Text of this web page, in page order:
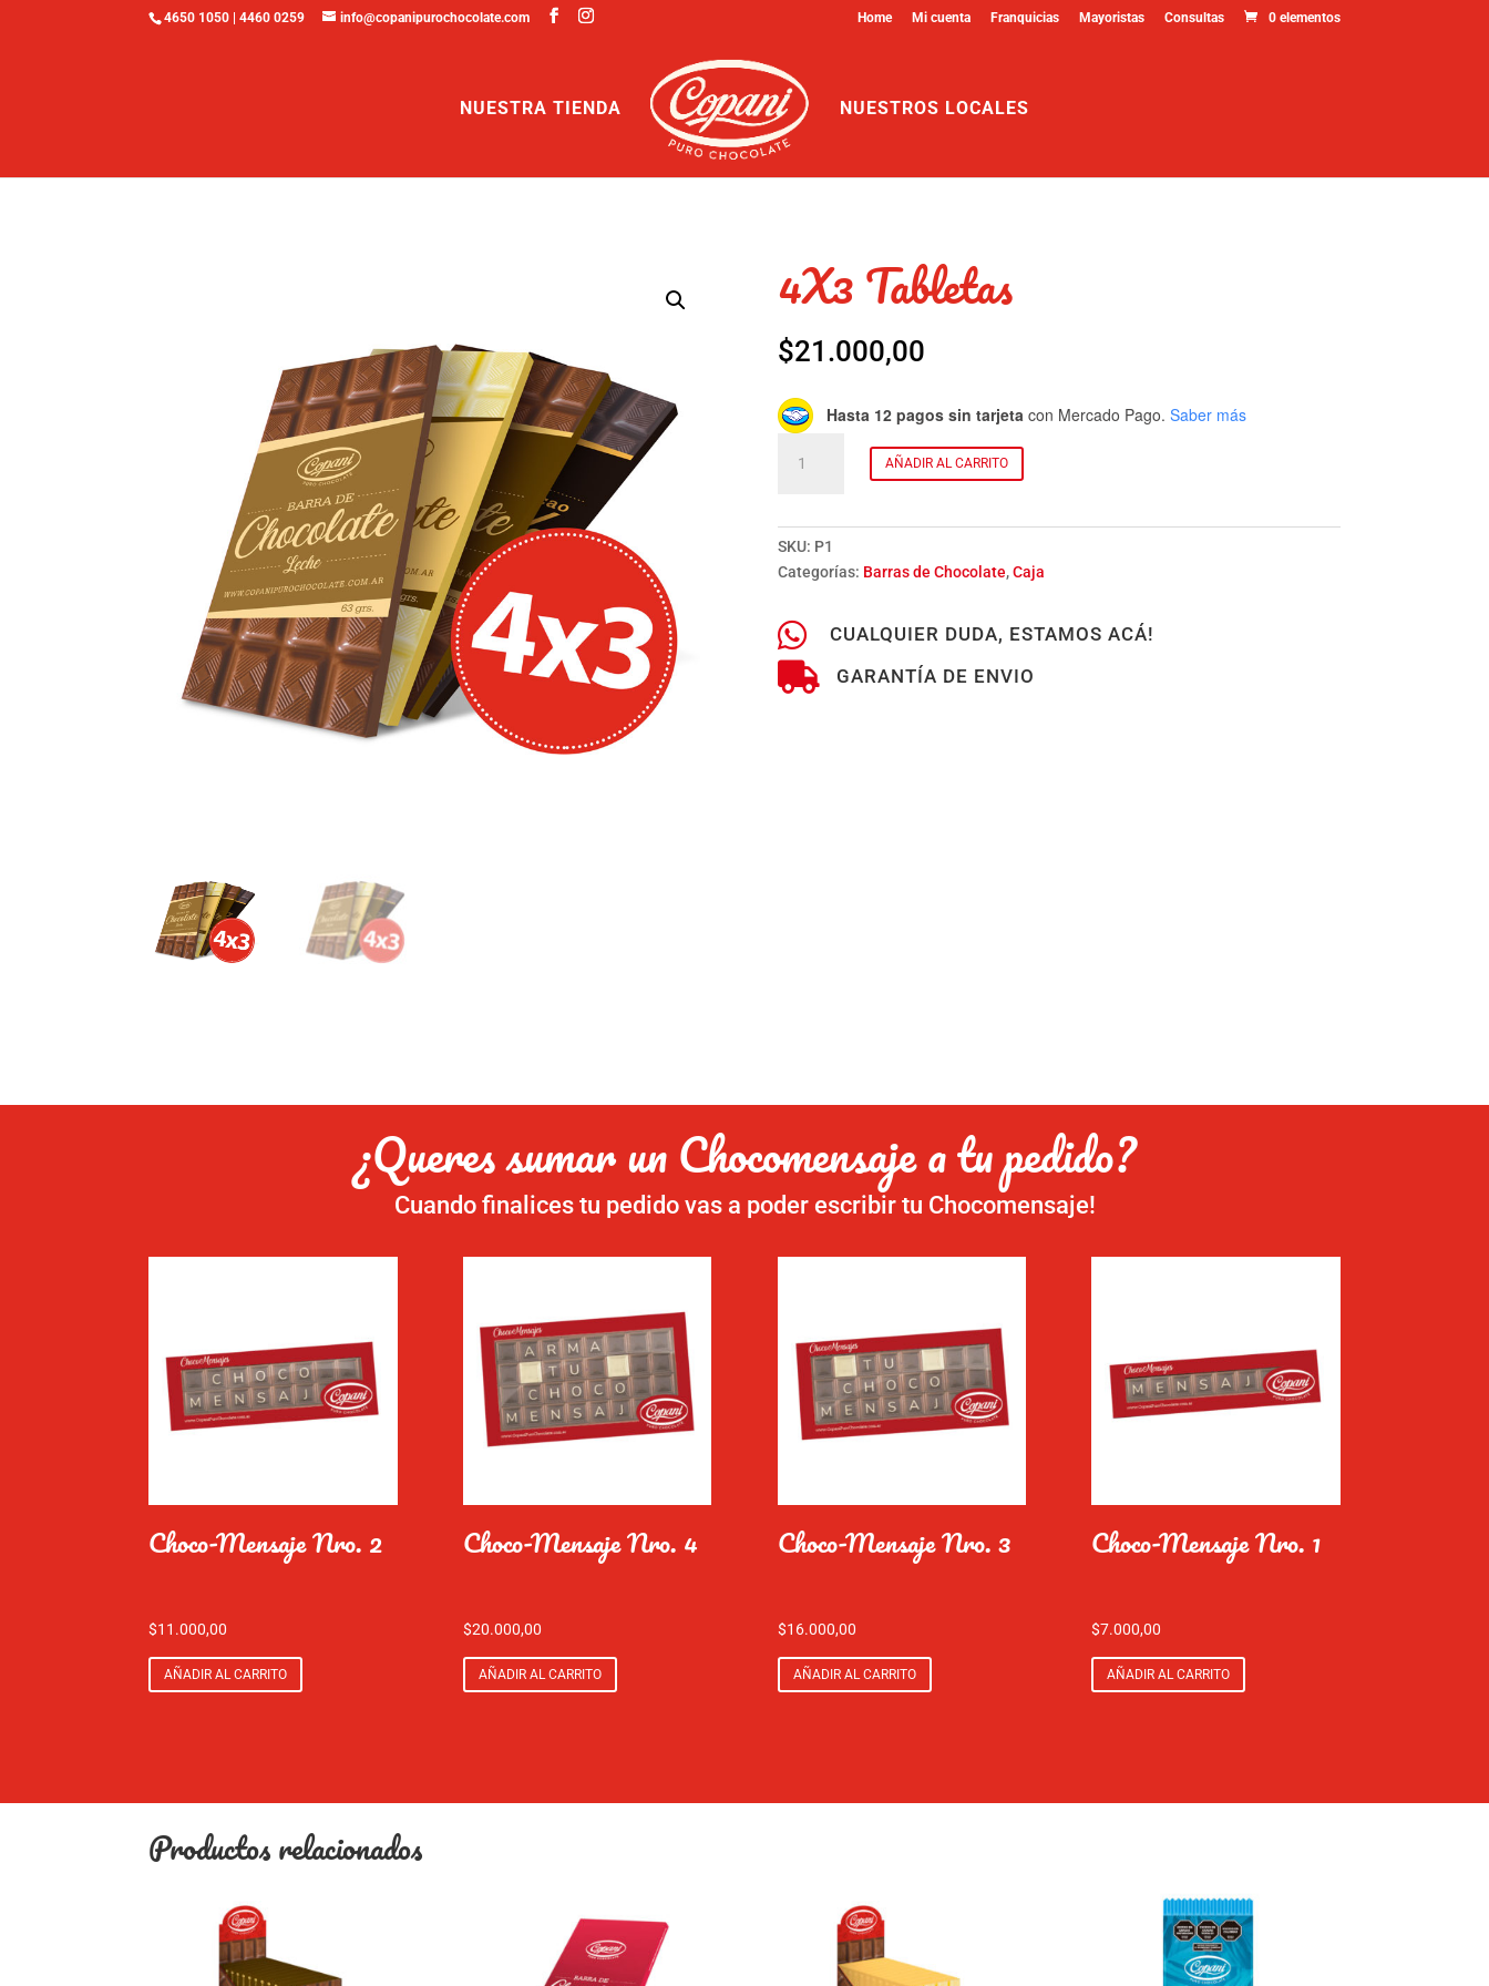
4650 1050 | 4460 0259 info@copanipurochocolate.com Home Mi cuenta Franquicias Mayoristas Consultas 0 elementos
NUESTRA TIENDA NUESTROS LOCALES
4X3 Tabletas
$21.000,00
Hasta 12 pagos sin tarjetacon Mercado Pago. Saber más
Tabletas
AÑADIR AL CARRITO
SKU: P1
Categorías: Barras de Chocolate,Caja
 CUALQUIER DUDA, ESTAMOS ACÁ!
 GARANTÍA DE ENVIO
¿Queres sumar un Chocomensaje a tu pedido?
Cuando finalices tu pedido vas a poder escribir tu Chocomensaje!
Choco-Mensaje Nro. 2
$11.000,00
AÑADIR AL CARRITO
Choco-Mensaje Nro. 4
$20.000,00
AÑADIR AL CARRITO
Choco-Mensaje Nro. 3
$16.000,00
AÑADIR AL CARRITO
Choco-Mensaje Nro. 1
$7.000,00
AÑADIR AL CARRITO
Productos relacionados